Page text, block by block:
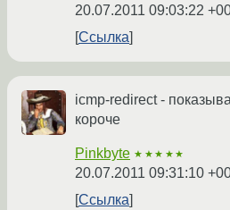
20.07.2011 09:03:22
Ссылка
icmp-redirect -
короче
Pinkbyte ★★★★★
20.07.2011 09:31:10
Ссылка